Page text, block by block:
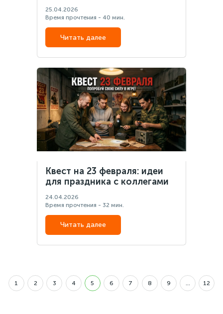
25.04.2026
Время прочтения - 40 мин.
Читать далее
Квест на 23 февраля: идеи
для праздника с коллегами
24.04.2026
Время прочтения - 32 мин.
Читать далее
1 2 3 4 5 6 7 8 9 ... 12